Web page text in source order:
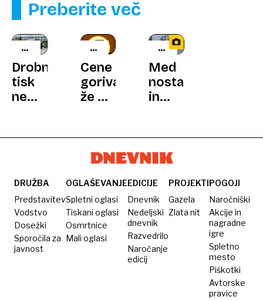
Preberite več
SEM
TJA
Drobni
tisk
ne
NAFTNA
Cene
goriva
že 50
naše
garaže
ARHIVSKI
TEST
Med
nostalgijo
in
katrco
skozi
v
preteklost
DRUŽBA
Predstavitev
Vodstvo
Dosežki
Sporočila za
javnost
OGLAŠEVANJE
Spletni oglasi
Tiskani oglasi
Osmrtnice
Mali oglasi
EDICIJE
Dnevnik
Nedeljski
dnevnik
Razvedrilo
Naročanje
edicij
PROJEKTI
Gazela
Zlata nit
POGOJI
Naročniški
Akcije in
nagradne
igre
Spletno
mesto
Piškotki
Avtorske
pravice